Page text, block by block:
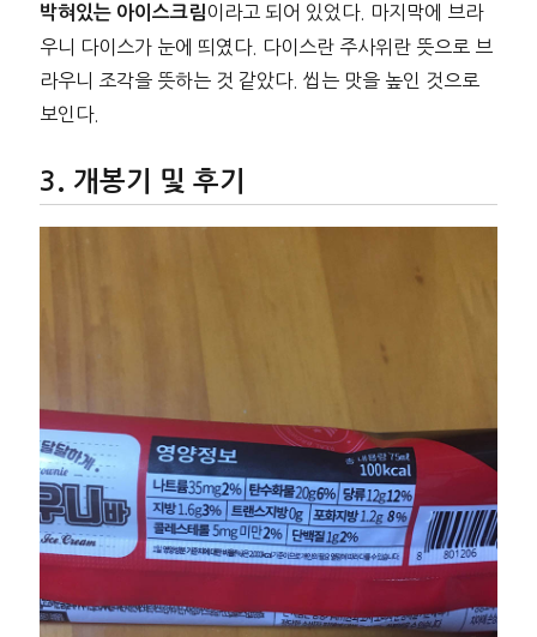
박혀있는 아이스크림 이라고 되어 있었다. 마지막에 브라
우니 다이스가 눈에 띄였다. 다이스란 주사위란 뜻으로 브
라우니 조각을 뜻하는 것 같았다. 씹는 맛을 높인 것으로
보인다.
개봉기 및 후기